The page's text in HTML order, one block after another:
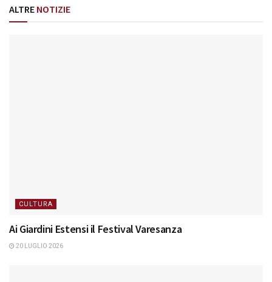
ALTRE NOTIZIE
CULTURA
Ai Giardini Estensi il Festival Varesanza
20 LUGLIO 2026